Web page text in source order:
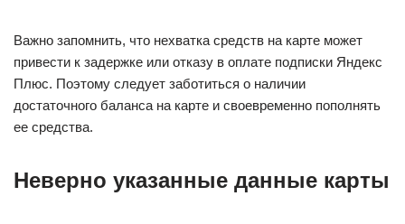
Важно запомнить, что нехватка средств на карте может
привести к задержке или отказу в оплате подписки Яндекс
Плюс. Поэтому следует заботиться о наличии
достаточного баланса на карте и своевременно пополнять
ее средства.
Неверно указанные данные карты